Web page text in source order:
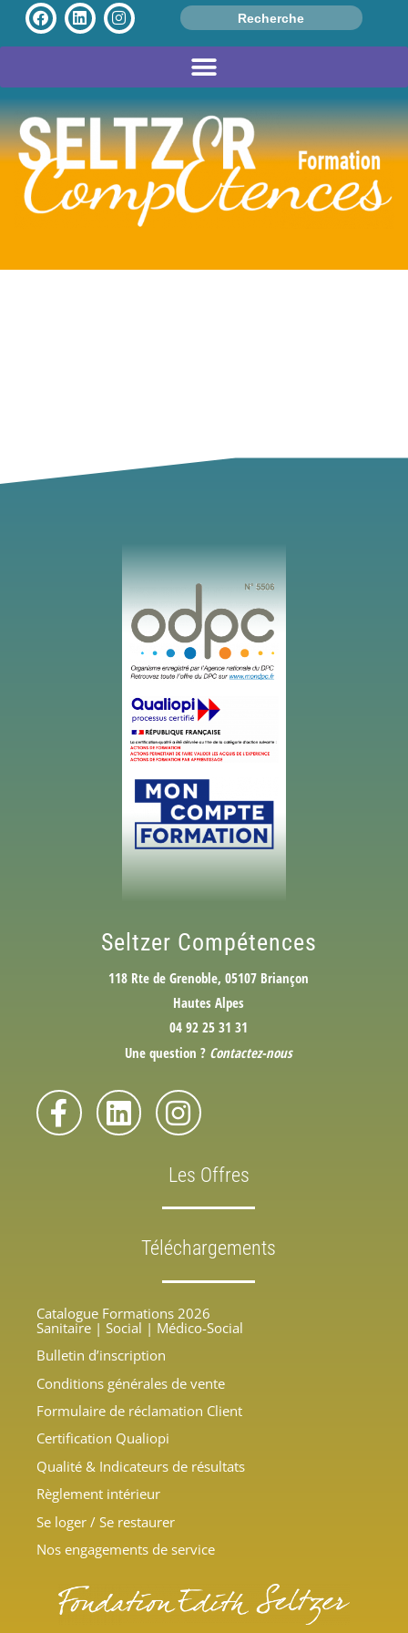
Search
for:
Seltzer Compétences
118 Rte de Grenoble, 05107 Briançon
Hautes Alpes
04 92 25 31 31
Une question ? Contactez-nous
Les Offres
Téléchargements
Catalogue Formations 2026
Sanitaire | Social | Médico-Social
Bulletin d’inscription
Conditions générales de vente
Formulaire de réclamation Client
Certification Qualiopi
Qualité & Indicateurs de résultats
Règlement intérieur
Se loger / Se restaurer
Nos engagements de service